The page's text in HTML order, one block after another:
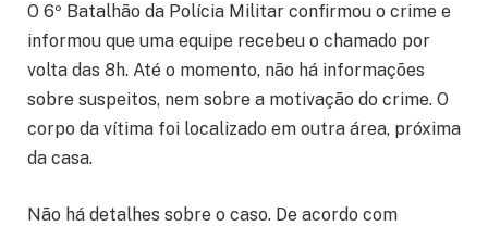
O 6º Batalhão da Polícia Militar confirmou o crime e
informou que uma equipe recebeu o chamado por
volta das 8h. Até o momento, não há informações
sobre suspeitos, nem sobre a motivação do crime. O
corpo da vítima foi localizado em outra área, próxima
da casa.
Não há detalhes sobre o caso. De acordo com